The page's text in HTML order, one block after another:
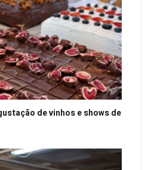
de vinhos e shows de